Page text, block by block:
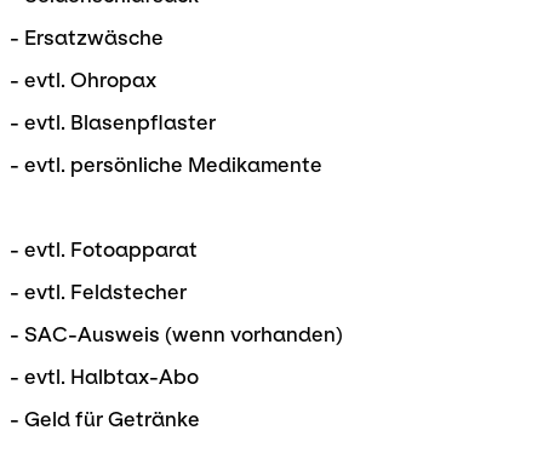
- Ersatzwäsche
- evtl. Ohropax
- evtl. Blasenpflaster
- evtl. persönliche Medikamente
- evtl. Fotoapparat
- evtl. Feldstecher
- SAC-Ausweis (wenn vorhanden)
- evtl. Halbtax-Abo
- Geld für Getränke